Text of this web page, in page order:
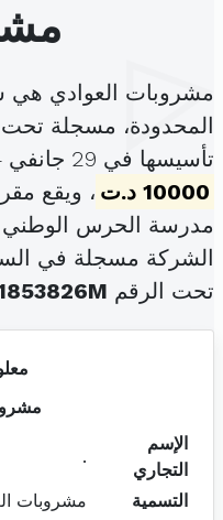
مشروبات العوادي هي
المحدودة، مسجلة تحت
تأسيسها في 29 جانفي 2024 برأس مال قدره
10000 د.ت
، ويقع
مدرسة الحرس الوطني
الشركة مسجلة في
تحت الرقم
الإسم
التجاري
.
التسمية
مشروبات